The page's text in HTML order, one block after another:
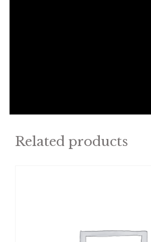
Related products